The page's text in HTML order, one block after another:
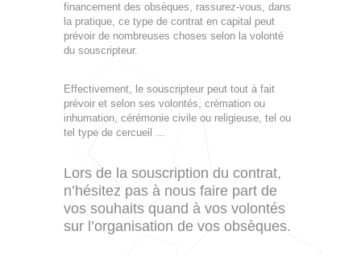
financement des obsèques, rassurez-vous, dans
la pratique, ce type de contrat en capital peut
prévoir de nombreuses choses selon la volonté
du souscripteur.
Effectivement, le souscripteur peut tout à fait
prévoir et selon ses volontés, crémation ou
inhumation, cérémonie civile ou religieuse, tel ou
tel type de cercueil ...
Lors de la souscription du contrat,
n’hésitez pas à nous faire part de
vos souhaits quand à vos volontés
sur l’organisation de vos obsèques.